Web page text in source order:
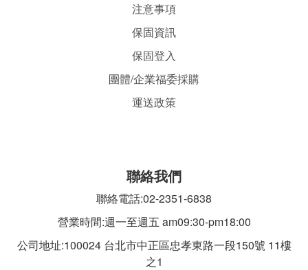
注意事項
保固資訊
保固登入
團體/企業福委採購
運送政策
聯絡我們
聯絡電話:02-2351-6838
營業時間:週一至週五 am09:30-pm18:00
公司地址:100024 台北市中正區忠孝東路一段150號 11樓
之1